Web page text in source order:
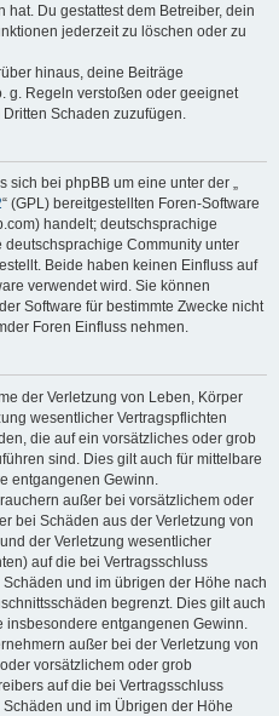
hat. Du gestattest dem Betreiber, dein
jederzeit zu löschen oder zu
hinaus, deine Beiträge
g. Regeln verstoßen oder geeignet
Schaden zuzufügen.
sich bei phpBB um eine unter der „
“ (GPL) bereitgestellten Foren-Software
handelt; deutschsprachige
deutschsprachige Community unter
Beide haben keinen Einfluss auf
verwendet wird. Sie können
Software für bestimmte Zwecke nicht
Foren Einfluss nehmen.
der Verletzung von Leben, Körper
wesentlicher Vertragspflichten
die auf ein vorsätzliches oder grob
sind. Dies gilt auch für mittelbare
entgangenen Gewinn.
außer bei vorsätzlichem oder
bei Schäden aus der Verletzung von
der Verletzung wesentlicher
auf die bei Vertragsschluss
und im übrigen der Höhe nach
begrenzt. Dies gilt auch
entgangenen Gewinn.
außer bei der Verletzung von
vorsätzlichem oder grob
auf die bei Vertragsschluss
und im Übrigen der Höhe